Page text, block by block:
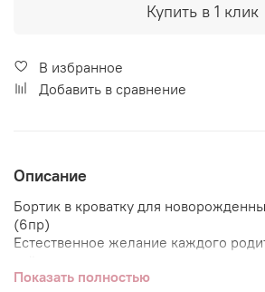
Купить в 1 клик
В избранное
Добавить в сравнение
Описание
Бортик в кроватку для
(6пр)
Естественное желание каждого
малыша как можно уютнее и
Показать полностью